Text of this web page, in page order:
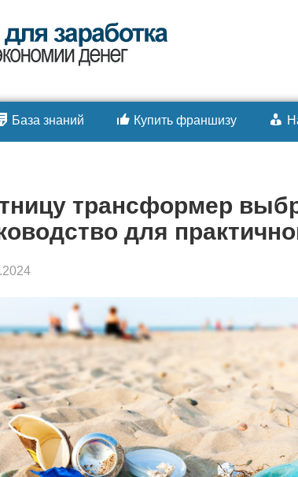
База знаний Купить франшизу
трансформер
для